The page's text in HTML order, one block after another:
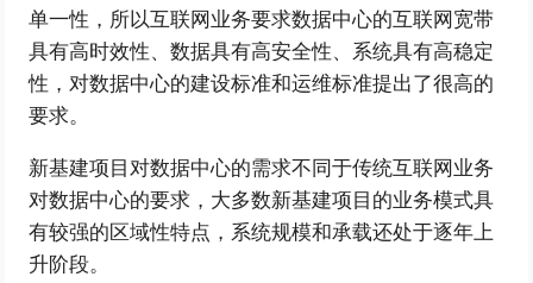
单一性，所以互联网业务要求数据中心的互联网宽带
具有高时效性、数据具有高安全性、系统具有高稳定
性，对数据中心的建设标准和运维标准提出了很高的
要求。
新基建项目对数据中心的需求不同于传统互联网业务
对数据中心的要求，大多数新基建项目的业务模式具
有较强的区域性特点，系统规模和承载还处于逐年上
升阶段。